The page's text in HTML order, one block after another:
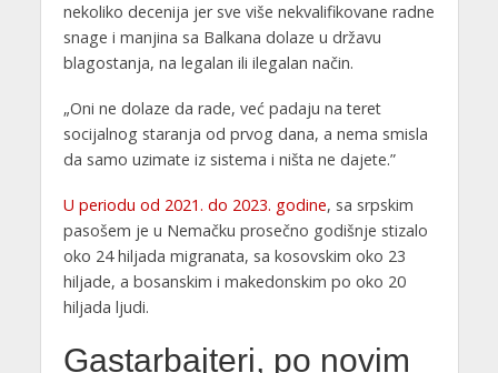
nekoliko decenija jer sve više nekvalifikovane radne
snage i manjina sa Balkana dolaze u državu
blagostanja, na legalan ili ilegalan način.
„Oni ne dolaze da rade, već padaju na teret
socijalnog staranja od prvog dana, a nema smisla
da samo uzimate iz sistema i ništa ne dajete.”
U periodu od 2021. do 2023. godine, sa srpskim
pasošem je u Nemačku prosečno godišnje stizalo
oko 24 hiljada migranata, sa kosovskim oko 23
hiljade, a bosanskim i makedonskim po oko 20
hiljada ljudi.
Gastarbajteri, po novim